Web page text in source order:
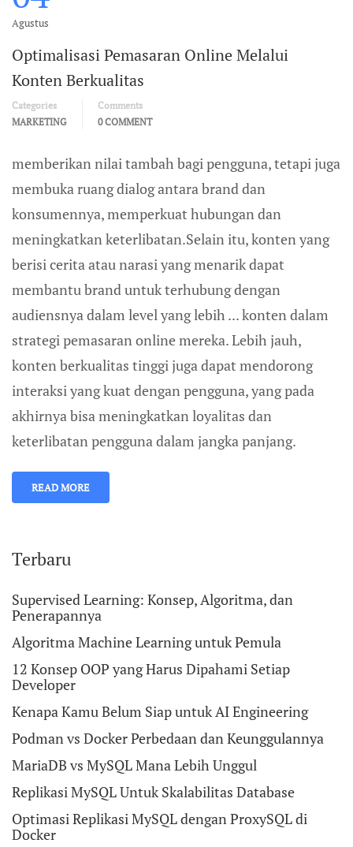
Agustus
Optimalisasi Pemasaran Online Melalui
Konten Berkualitas
Categories
MARKETING
Comments
0 COMMENT
memberikan nilai tambah bagi pengguna, tetapi juga
membuka ruang dialog antara brand dan
konsumennya, memperkuat hubungan dan
meningkatkan keterlibatan.Selain itu, konten yang
berisi cerita atau narasi yang menarik dapat
membantu brand untuk terhubung dengan
audiensnya dalam level yang lebih ... konten dalam
strategi pemasaran online mereka. Lebih jauh,
konten berkualitas tinggi juga dapat mendorong
interaksi yang kuat dengan pengguna, yang pada
akhirnya bisa meningkatkan loyalitas dan
keterlibatan pengguna dalam jangka panjang.
READ MORE
Terbaru
Supervised Learning: Konsep, Algoritma, dan
Penerapannya
Algoritma Machine Learning untuk Pemula
12 Konsep OOP yang Harus Dipahami Setiap
Developer
Kenapa Kamu Belum Siap untuk AI Engineering
Podman vs Docker Perbedaan dan Keunggulannya
MariaDB vs MySQL Mana Lebih Unggul
Replikasi MySQL Untuk Skalabilitas Database
Optimasi Replikasi MySQL dengan ProxySQL di
Docker